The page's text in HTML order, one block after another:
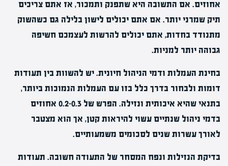
אחוזים. אם התשובה היא שתפנק ותמכור, אז אתם צריכים
תיק שמרני יותר. אם אתם יכולים לישון בלילה גם כשהשוק
מתנודד בחדות, אתם יכולים להרשות לעצמכם חשיפה
גבוהה יותר למניות.
בחינת העמלות ודמי הניהול חיונית. יש להשוות בין תעודות
דומות ולבחור בדרך כלל בזו עם העמלות הנמוכות ביותר,
בתנאי שהיא איכותית ונזילה. הפרש של 0.2-0.3 אחוזים
בדמי ניהול שנתיים עשוי להיראות קטן, אך הוא מצטבר
לאורך עשרות שנים לסכומים משמעותיים.
בדיקת הנזילות ונפח המסחר של התעודה חשובה. תעודות